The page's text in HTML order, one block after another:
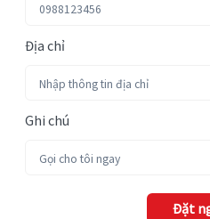
Địa chỉ
Ghi chú
Đặt